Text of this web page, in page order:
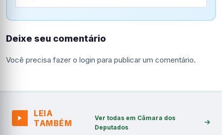
Deixe seu comentário
Você precisa fazer o login para publicar um comentário.
LEIA
TAMBÉM
Ver todas em Câmara dos
Deputados